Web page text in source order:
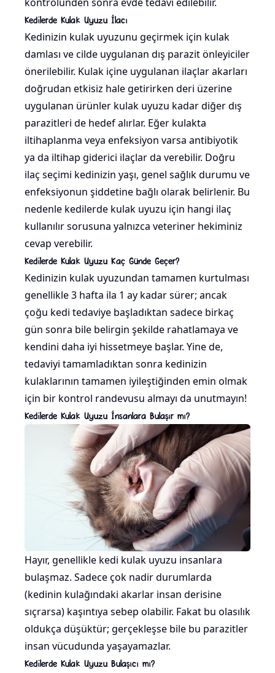
Kedilerde Kulak Uyuzu İlacı
Kedinizin kulak uyuzunu geçirmek için kulak
damlası ve cilde uygulanan dış parazit önleyiciler
önerilebilir. Kulak içine uygulanan ilaçlar akarları
doğrudan etkisiz hale getirirken deri üzerine
uygulanan ürünler kulak uyuzu kadar diğer dış
parazitleri de hedef alırlar. Eğer kulakta
iltihaplanma veya enfeksiyon varsa antibiyotik
ya da iltihap giderici ilaçlar da verebilir. Doğru
ilaç seçimi kedinizin yaşı, genel sağlık durumu ve
enfeksiyonun şiddetine bağlı olarak belirlenir. Bu
nedenle kedilerde kulak uyuzu için hangi ilaç
kullanılır sorusuna yalnızca veteriner hekiminiz
cevap verebilir.
Kedilerde Kulak Uyuzu Kaç Günde Geçer?
Kedinizin kulak uyuzundan tamamen kurtulması
genellikle 3 hafta ila 1 ay kadar sürer; ancak
çoğu kedi tedaviye başladıktan sadece birkaç
gün sonra bile belirgin şekilde rahatlamaya ve
kendini daha iyi hissetmeye başlar. Yine de,
tedaviyi tamamladıktan sonra kedinizin
kulaklarının tamamen iyileştiğinden emin olmak
için bir kontrol randevusu almayı da unutmayın!
Kedilerde Kulak Uyuzu İnsanlara Bulaşır mı?
Hayır, genellikle kedi kulak uyuzu insanlara
bulaşmaz. Sadece çok nadir durumlarda
(kedinin kulağındaki akarlar insan derisine
sıçrarsa) kaşıntıya sebep olabilir. Fakat bu olasılık
oldukça düşüktür; gerçekleşse bile bu parazitler
insan vücudunda yaşayamazlar.
Kedilerde Kulak Uyuzu Bulaşıcı mı?